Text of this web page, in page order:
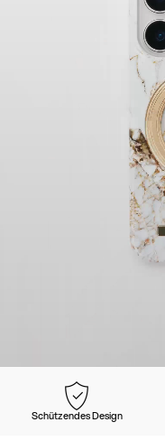
Schützendes Design